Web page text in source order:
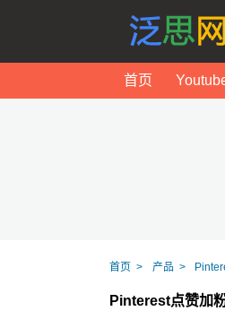
首页
首页 产品
Pinterest点赞加